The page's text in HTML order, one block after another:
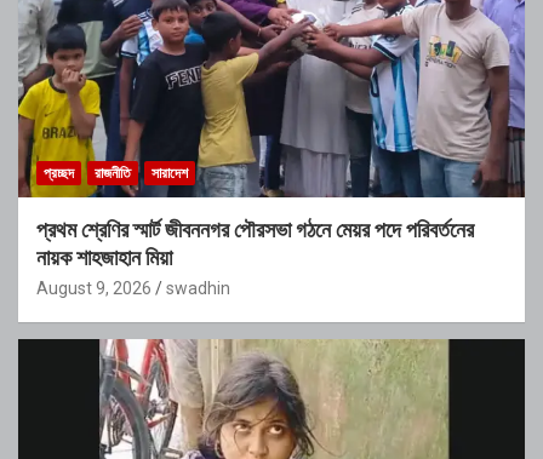
প্রচ্ছদ রাজনীতি সারাদেশ
প্রথম শ্রেণির স্মার্ট জীবননগর পৌরসভা গঠনে মেয়র পদে পরিবর্তনের
নায়ক শাহজাহান মিয়া
August 9, 2026 swadhin